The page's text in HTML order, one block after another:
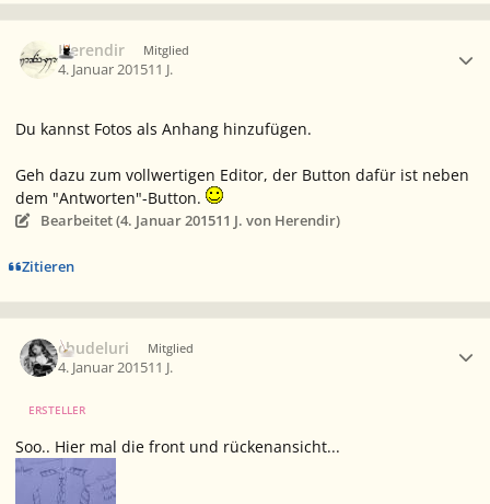
Herendir Mitglied
4. Januar 201511 J.
Du kannst Fotos als Anhang hinzufügen.
Geh dazu zum vollwertigen Editor, der Button dafür ist neben
dem "Antworten"-Button.
Bearbeitet (4. Januar 201511 J. von Herendir)
Zitieren
chudeluri Mitglied
4. Januar 201511 J.
ERSTELLER
Soo.. Hier mal die front und rückenansicht...